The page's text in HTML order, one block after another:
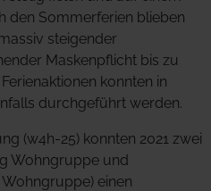
den Sommerferien blieben
steigender
Maskenpflicht bis zu
konnten in
durchgeführt werden.
(w4h-25) konnten 2021 zwei
Wohngruppe und
einen